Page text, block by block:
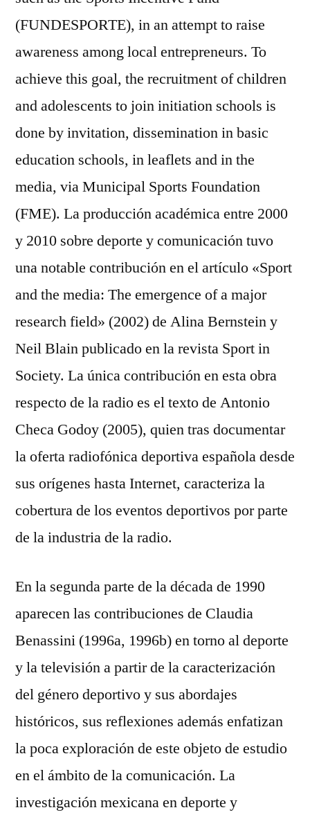
(FUNDESPORTE), in an attempt to raise
awareness among local entrepreneurs. To
achieve this goal, the recruitment of children
and adolescents to join initiation schools is
done by invitation, dissemination in basic
education schools, in leaflets and in the
media, via Municipal Sports Foundation
(FME). La producción académica entre 2000
y 2010 sobre deporte y comunicación tuvo
una notable contribución en el artículo «Sport
and the media: The emergence of a major
research field» (2002) de Alina Bernstein y
Neil Blain publicado en la revista Sport in
Society. La única contribución en esta obra
respecto de la radio es el texto de Antonio
Checa Godoy (2005), quien tras documentar
la oferta radiofónica deportiva española desde
sus orígenes hasta Internet, caracteriza la
cobertura de los eventos deportivos por parte
de la industria de la radio.
En la segunda parte de la década de 1990
aparecen las contribuciones de Claudia
Benassini (1996a, 1996b) en torno al deporte
y la televisión a partir de la caracterización
del género deportivo y sus abordajes
históricos, sus reflexiones además enfatizan
la poca exploración de este objeto de estudio
en el ámbito de la comunicación. La
investigación mexicana en deporte y